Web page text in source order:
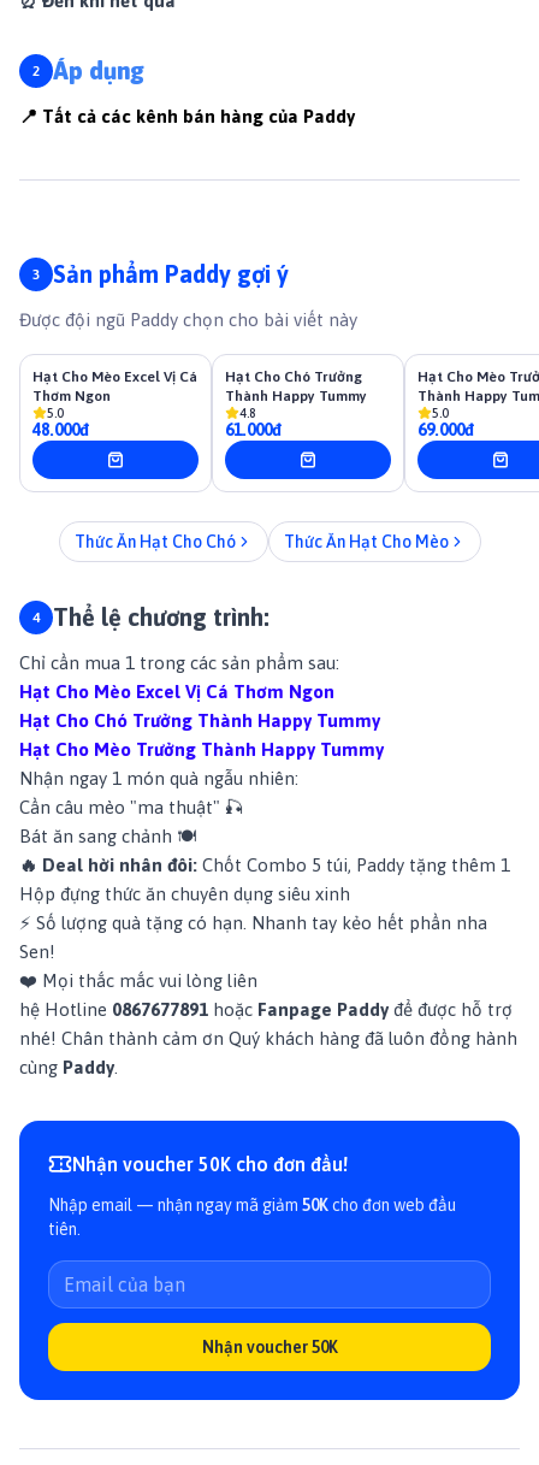
Áp dụng
📍 Tất cả các kênh bán hàng của Paddy
Sản phẩm Paddy gợi ý
Được đội ngũ Paddy chọn cho bài viết này
Hạt Cho Mèo Excel Vị Cá
Thơm Ngon
5.0
48.000đ
Hạt Cho Chó Trưởng
Thành Happy Tummy
4.8
61.000đ
Hạt Cho Mèo
Thành Happy
5.0
69.000đ
Thức Ăn Hạt Cho Chó Thức Ăn Hạt Cho Mèo
Thể lệ chương trình:
Chỉ cần mua 1 trong các sản phẩm sau:
Hạt Cho Mèo Excel Vị Cá Thơm Ngon
Hạt Cho Chó Trưởng Thành Happy Tummy
Hạt Cho Mèo Trưởng Thành Happy Tummy
Nhận ngay 1 món quà ngẫu nhiên:
Cần câu mèo "ma thuật" 🎣
Bát ăn sang chảnh 🍽️
🔥 Deal hời nhân đôi: Chốt Combo 5 túi, Paddy tặng thêm 1
Hộp đựng thức ăn chuyên dụng siêu xinh
⚡ Số lượng quà tặng có hạn. Nhanh tay kẻo hết phần nha
Sen!
❤️ Mọi thắc mắc vui lòng liên
hệ Hotline 0867677891 hoặc Fanpage Paddy để được hỗ trợ
nhé! Chân thành cảm ơn Quý khách hàng đã luôn đồng hành
cùng Paddy
Nhận voucher 50K cho đơn đầu!
Nhập email — nhận ngay mã giảm 50Kcho đơn web đầu
tiên.
Nhận voucher 50K